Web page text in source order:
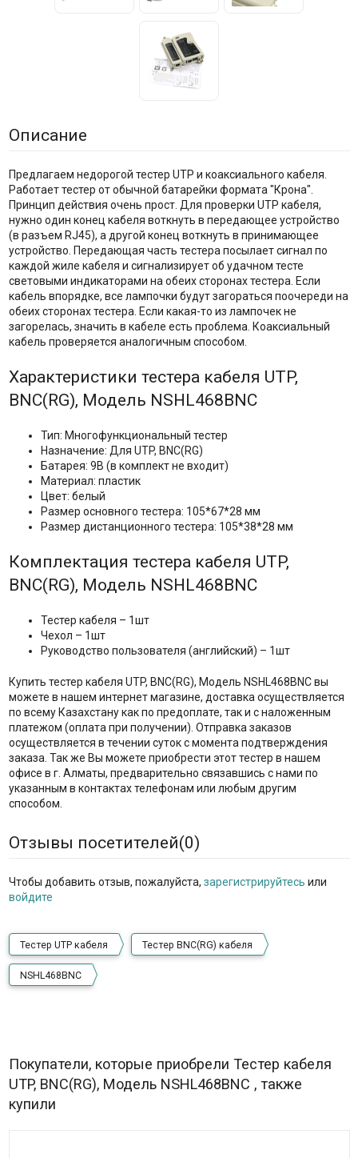
Описание
Предлагаем недорогой тестер UTP и коаксиального кабеля.
Работает тестер от обычной батарейки формата "Крона".
Принцип действия очень прост. Для проверки UTP кабеля,
нужно один конец кабеля воткнуть в передающее устройство
(в разъем RJ45), а другой конец воткнуть в принимающее
устройство. Передающая часть тестера посылает сигнал по
каждой жиле кабеля и сигнализирует об удачном тесте
световыми индикаторами на обеих сторонах тестера. Если
кабель впорядке, все лампочки будут загораться поочереди на
обеих сторонах тестера. Если какая-то из лампочек не
загорелась, значить в кабеле есть проблема. Коаксиальный
кабель проверяется аналогичным способом.
Характеристики тестера кабеля UTP,
BNC(RG), Модель NSHL468BNC
Тип: Многофункциональный тестер
Назначение: Для UTP, BNC(RG)
Батарея: 9В (в комплект не входит)
Материал: пластик
Цвет: белый
Размер основного тестера: 105*67*28 мм
Размер дистанционного тестера: 105*38*28 мм
Комплектация тестера кабеля UTP,
BNC(RG), Модель NSHL468BNC
Тестер кабеля – 1шт
Чехол – 1шт
Руководство пользователя (английский) – 1шт
Купить тестер кабеля UTP, BNC(RG), Модель NSHL468BNC вы
можете в нашем интернет магазине, доставка осуществляется
по всему Казахстану как по предоплате, так и с наложенным
платежом (оплата при получении). Отправка заказов
осуществляется в течении суток с момента подтверждения
заказа. Так же Вы можете приобрести этот тестер в нашем
офисе в г. Алматы, предварительно связавшись с нами по
указанным в контактах телефонам или любым другим
способом.
Отзывы посетителей(0)
Чтобы добавить отзыв, пожалуйста, зарегистрируйтесь или
войдите
Тестер UTP кабеля Тестер BNC(RG) кабеля
NSHL468BNC
Покупатели, которые приобрели Тестер кабеля
UTP, BNC(RG), Модель NSHL468BNC , также
купили